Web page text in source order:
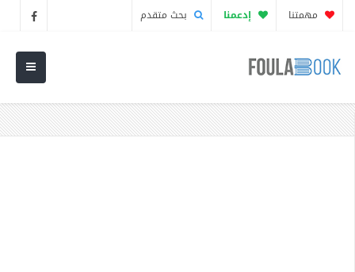
مهمتنا إدعمنا بحث متقدم